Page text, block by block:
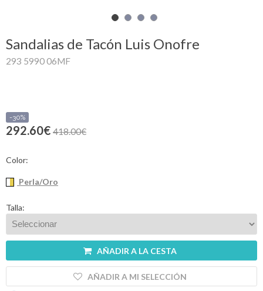
Sandalias de Tacón Luis Onofre
293 5990 06MF
-30%
292.60€ 418.00€
Color:
Perla/Oro
Talla:
AÑADIR A LA CESTA
AÑADIR A MI SELECCIÓN